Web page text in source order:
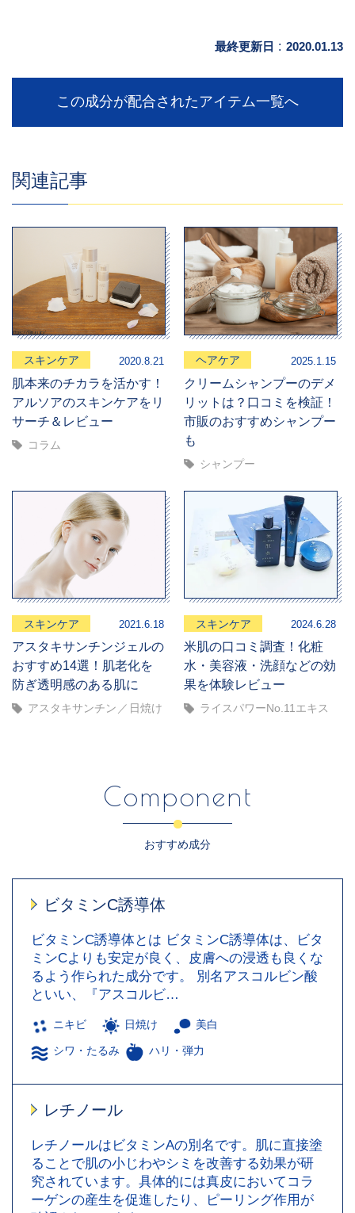
最終更新日 : 2020.01.13
この成分が配合されたアイテム一覧へ
関連記事
スキンケア 2020.8.21
肌本来のチカラを活かす！
アルソアのスキンケアをリ
サーチ＆レビュー
コラム
ヘアケア 2025.1.15
クリームシャンプーのデメ
リットは？口コミを検証！
市販のおすすめシャンプー
も
シャンプー
スキンケア 2021.6.18
アスタキサンチンジェルの
おすすめ14選！肌老化を
防ぎ透明感のある肌に
アスタキサンチン 日焼け
スキンケア 2024.6.28
米肌の口コミ調査！化粧
水・美容液・洗顔などの効
果を体験レビュー
ライスパワーNo.11エキス
Component
おすすめ成分
ビタミンC誘導体
ビタミンC誘導体とは ビタミンC誘導体は、ビタ
ミンCよりも安定が良く、皮膚への浸透も良くな
るよう作られた成分です。 別名アスコルビン酸
といい、『アスコルビ…
ニキビ 日焼け 美白
シワ・たるみ ハリ・弾力
レチノール
レチノールはビタミンAの別名です。肌に直接塗
ることで肌の小じわやシミを改善する効果が研
究されています。具体的には真皮においてコラ
ーゲンの産生を促進したり、ピーリング作用が